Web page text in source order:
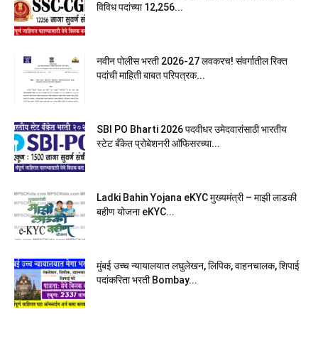
विविध पदांच्या 12,256...
नवीन पोलीस भरती 2026-27 लवकरच! संवर्गातील रिक्त
पदांची माहिती बाबत परिपत्रक...
SBI PO Bharti 2026 पदवीधर उमेदवारांसाठी भारतीय
स्टेट बँकेत प्रोबेशनरी आ‍ॅफिसरच्या...
Ladki Bahin Yojana eKYC मुख्यमंत्री – माझी लाडकी
बहीण योजना eKYC...
मुंबई उच्च न्यायालयात लघुलेखन, लिपिक, वाहनचालक, शिपाई
पदांकरिता भरती Bombay...